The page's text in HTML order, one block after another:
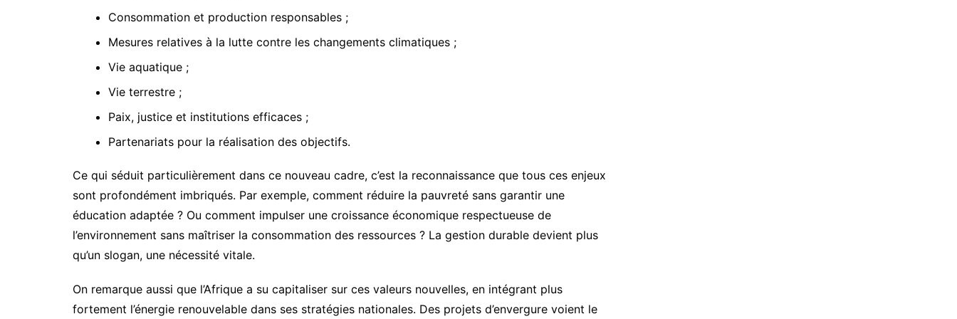
Consommation et production responsables ;
Mesures relatives à la lutte contre les changements climatiques ;
Vie aquatique ;
Vie terrestre ;
Paix, justice et institutions efficaces ;
Partenariats pour la réalisation des objectifs.
Ce qui séduit particulièrement dans ce nouveau cadre, c’est la reconnaissance que tous ces enjeux
sont profondément imbriqués. Par exemple, comment réduire la pauvreté sans garantir une
éducation adaptée ? Ou comment impulser une croissance économique respectueuse de
l’environnement sans maîtriser la consommation des ressources ? La gestion durable devient plus
qu’un slogan, une nécessité vitale.
On remarque aussi que l’Afrique a su capitaliser sur ces valeurs nouvelles, en intégrant plus
fortement l’énergie renouvelable dans ses stratégies nationales. Des projets d’envergure voient le